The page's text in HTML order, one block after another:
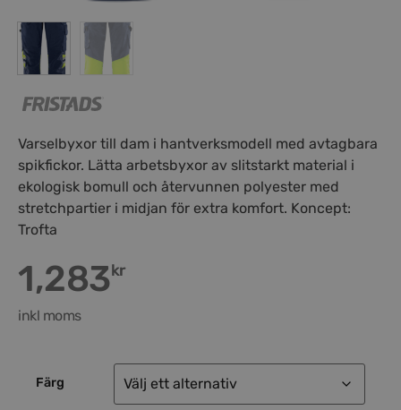
Varselbyxor till dam i hantverksmodell med avtagbara
spikfickor. Lätta arbetsbyxor av slitstarkt material i
ekologisk bomull och återvunnen polyester med
stretchpartier i midjan för extra komfort. Koncept:
Trofta
1,283kr
inkl moms
Färg